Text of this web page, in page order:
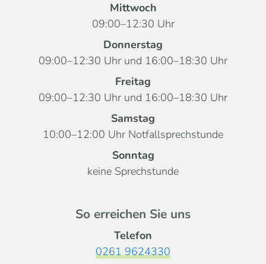
Mittwoch
09:00–12:30 Uhr
Donnerstag
09:00–12:30 Uhr und 16:00–18:30 Uhr
Freitag
09:00–12:30 Uhr und 16:00–18:30 Uhr
Samstag
10:00–12:00 Uhr Notfall­sprechstunde
Sonntag
keine Sprechstunde
So erreichen Sie uns
Telefon
0261 9624330